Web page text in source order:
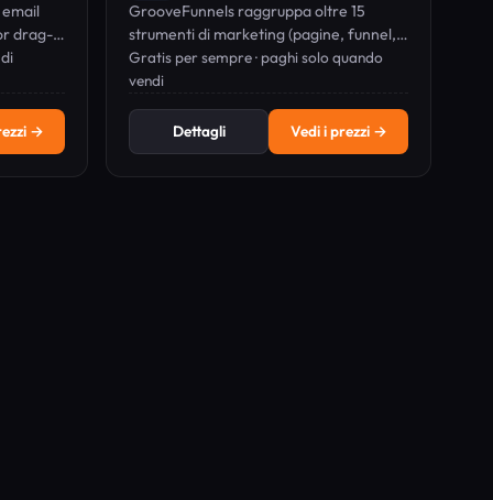
drag-
→
GrooveFunnels raggruppa oltre 15
strumenti di marketing (pagine, funnel,
email, e-commerce, membership) in
un'unica piattaforma gratuita; paghi solo
Gratis per sempre · paghi solo quando
vendi
Dettagli Vedi i prezzi →